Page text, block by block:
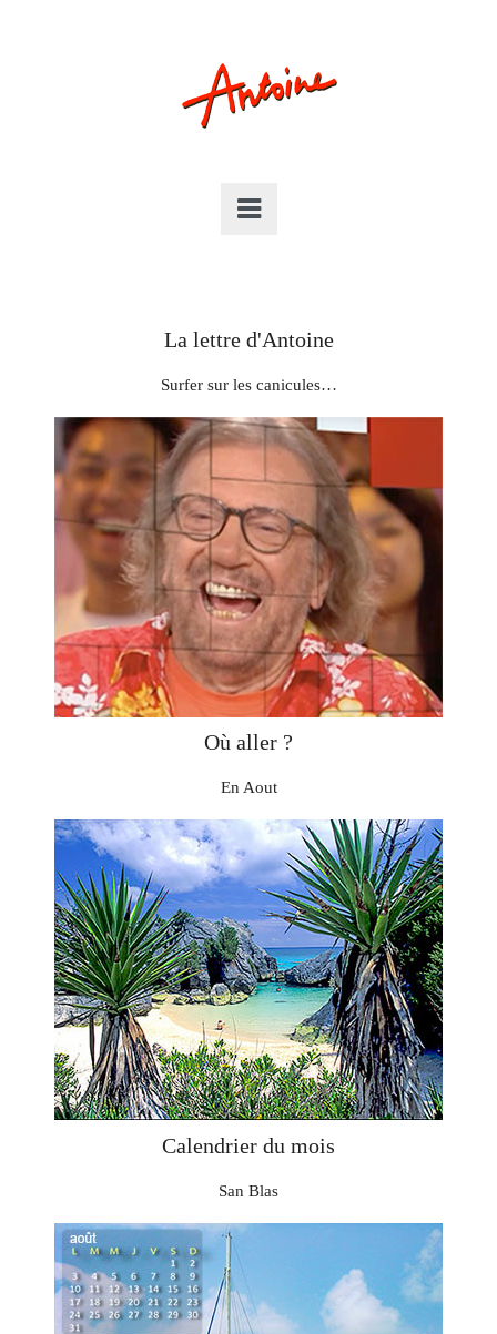
La lettre d'Antoine
Surfer sur les canicules…
Où aller ?
En Aout
Calendrier du mois
San Blas